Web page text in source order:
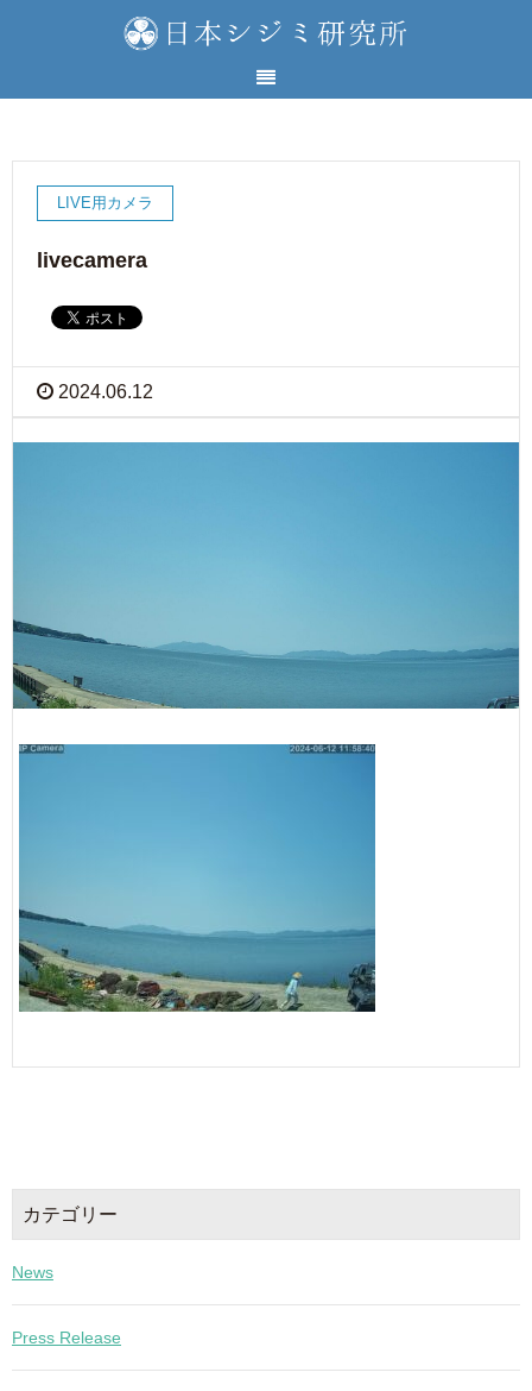
LIVE用カメラ
livecamera
2024.06.12
カテゴリー
News
Press Release